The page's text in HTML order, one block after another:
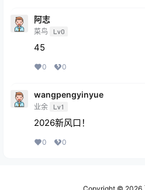
阿志
菜鸟 Lv0
45
0 0
wangpengyinyue
业余 Lv1
2026新风口！
0 0